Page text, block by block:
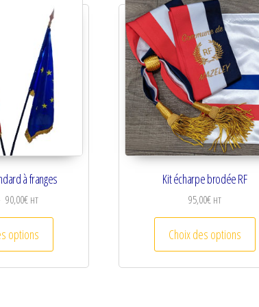
à franges
90,00€Plage de prix : 48,00€ à 90,00€
HT
options
Ce produit a plusieurs variations. Les options
Kit écharpe brodée RF
95,00€ HT
Choix des options